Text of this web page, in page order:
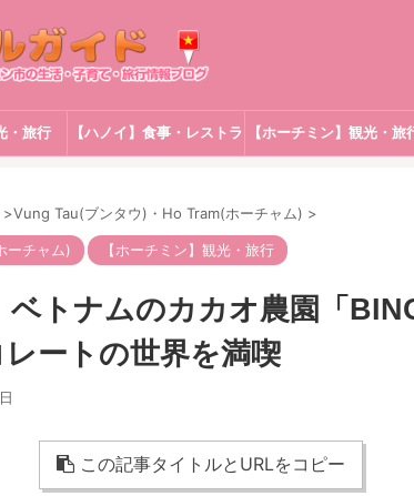
・旅行 【ハノイ】食事・レストラ 【ホーチミン】観光・旅
>Vung Tau(ブンタウ)・Ho Tram(ホーチャム) >
ーチャム) 【ホーチミン】観光・旅行
ベトナムのカカオ農園「
ートの世界を満喫
この記事タイトルとURLをコピー